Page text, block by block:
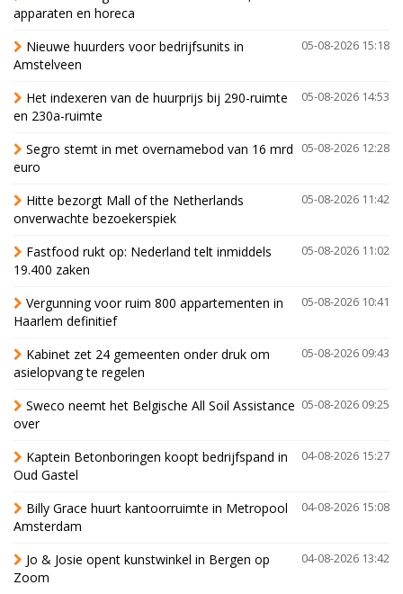
apparaten en horeca
05-08-2026 15:18
Nieuwe huurders voor bedrijfsunits in
Amstelveen
05-08-2026 14:53
Het indexeren van de huurprijs bij 290-ruimte
en 230a-ruimte
05-08-2026 12:28
Segro stemt in met overnamebod van 16 mrd
euro
05-08-2026 11:42
Hitte bezorgt Mall of the Netherlands
onverwachte bezoekerspiek
05-08-2026 11:02
Fastfood rukt op: Nederland telt inmiddels
19.400 zaken
05-08-2026 10:41
Vergunning voor ruim 800 appartementen in
Haarlem definitief
05-08-2026 09:43
Kabinet zet 24 gemeenten onder druk om
asielopvang te regelen
05-08-2026 09:25
Sweco neemt het Belgische All Soil Assistance
over
04-08-2026 15:27
Kaptein Betonboringen koopt bedrijfspand in
Oud Gastel
04-08-2026 15:08
Billy Grace huurt kantoorruimte in Metropool
Amsterdam
04-08-2026 13:42
Jo & Josie opent kunstwinkel in Bergen op
Zoom